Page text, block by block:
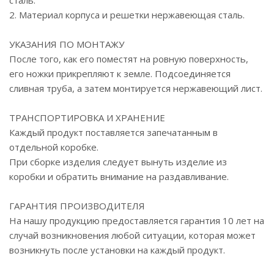
2. Материал корпуса и решетки нержавеющая сталь.
УКАЗАНИЯ ПО МОНТАЖУ
После того, как его поместят на ровную поверхность,
его ножки прикрепляют к земле. Подсоединяется
сливная труба, а затем монтируется нержавеющий лист.
ТРАНСПОРТИРОВКА И ХРАНЕНИЕ
Каждый продукт поставляется запечатанным в
отдельной коробке.
При сборке изделия следует вынуть изделие из
коробки и обратить внимание на раздавливание.
ГАРАНТИЯ ПРОИЗВОДИТЕЛЯ
На нашу продукцию предоставляется гарантия 10 лет на
случай возникновения любой ситуации, которая может
возникнуть после установки на каждый продукт.